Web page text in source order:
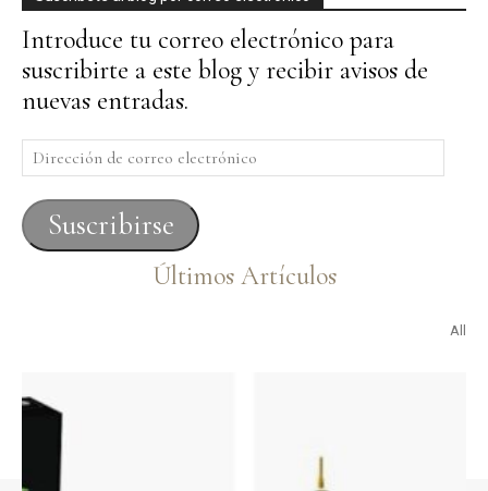
Introduce tu correo electrónico para
suscribirte a este blog y recibir avisos de
nuevas entradas.
Dirección
de
correo
electrónico
Suscribirse
Últimos Artículos
All